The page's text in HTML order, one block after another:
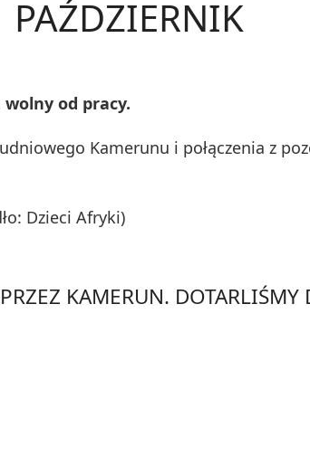
PAŹDZIERNIK
od pracy.
Kamerunu i połączenia z
Dzieci Afryki)